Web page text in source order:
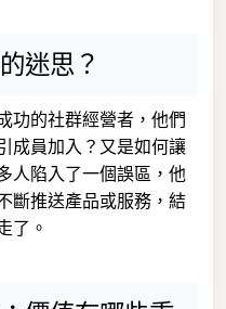
迷思？
功的社群經營者，他們
成員加入？又是如何讓
人陷入了一個誤區，他
斷推送產品或服務，結
了。